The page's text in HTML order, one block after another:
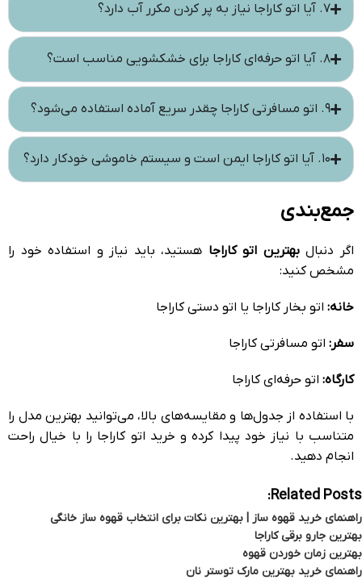
۷. آیا اتو کاراجا نیاز به پر کردن مکرر آب دارد؟
۸. آیا اتو حرفه‌ای کاراجا برای خشکشویی مناسب است؟
۹. اتو مسافرتی کاراجا چقدر سریع آماده استفاده می‌شود؟
۱۰. آیا اتو کاراجا ایمن است و سیستم خاموشی خودکار دارد؟
جمع‌بندی
اگر دنبالبهترین اتو کاراجا هستید، باید نیاز و استفاده خود را
مشخص کنید:
خانه: اتو بخار کاراجا یا اتو دستی کاراجا
سفر: اتو مسافرتی کاراجا
کارگاه: اتو حرفه‌ای کاراجا
با استفاده از جدول‌ها و مقایسه‌های بالا، می‌توانید بهترین مدل را
متناسب با نیاز خود پیدا کرده و خرید اتو کاراجا را با خیال راحت
انجام دهید.
Related Posts:
راهنمای خرید قهوه ساز | بهترین نکات برای انتخاب قهوه ساز خانگی
بهترین جارو برقی کاراجا
بهترین زمان خوردن قهوه
راهنمای خرید بهترین مارک توستر نان